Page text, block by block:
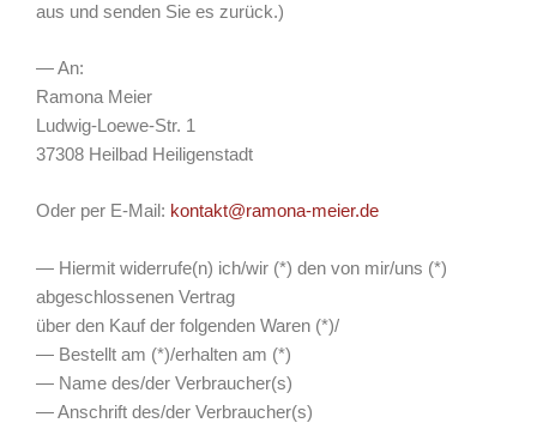
aus und senden Sie es zurück.)
— An:
Ramona Meier
Ludwig-Loewe-Str. 1
37308 Heilbad Heiligenstadt
Oder per E-Mail: kontakt@ramona-meier.de
— Hiermit widerrufe(n) ich/wir (*) den von mir/uns (*)
abgeschlossenen Vertrag
über den Kauf der folgenden Waren (*)/
— Bestellt am (*)/erhalten am (*)
— Name des/der Verbraucher(s)
— Anschrift des/der Verbraucher(s)